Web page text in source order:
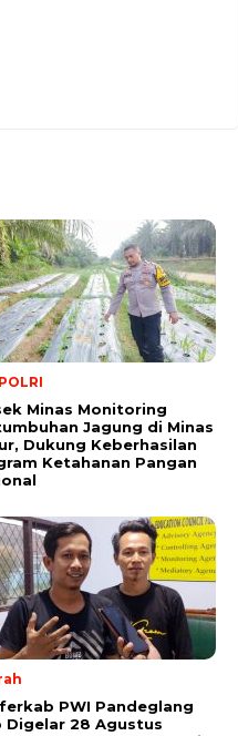
Minas Monitoring
Jagung di Minas
Dukung Keberhasilan
Ketahanan Pangan
PWI Pandeglang
Digelar 28 Agustus